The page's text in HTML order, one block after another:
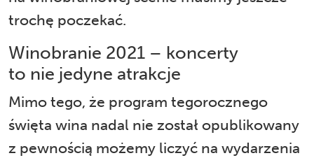
trochę poczekać.
Winobranie 2021 – koncerty
to nie jedyne atrakcje
Mimo tego, że program tegorocznego
święta wina nadal nie został opublikowany
z pewnością możemy liczyć na wydarzenia